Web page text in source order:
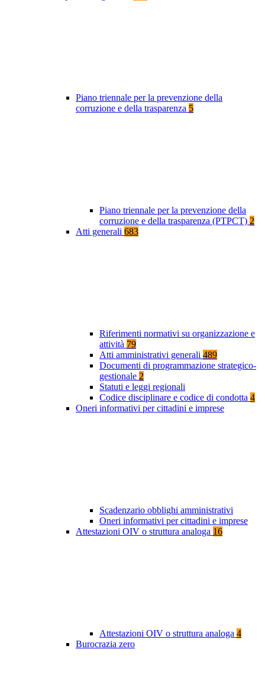
Piano triennale per la prevenzione della
corruzione e della trasparenza 5
Piano triennale per la prevenzione della
corruzione e della trasparenza (PTPCT) 2
Atti generali 683
Riferimenti normativi su organizzazione e
attività 79
Atti amministrativi generali 489
Documenti di programmazione strategico-
gestionale 2
Statuti e leggi regionali
Codice disciplinare e codice di condotta 4
Oneri informativi per cittadini e imprese
Scadenzario obblighi amministrativi
Oneri informativi per cittadini e imprese
Attestazioni OIV o struttura analoga 16
Attestazioni OIV o struttura analoga 4
Burocrazia zero